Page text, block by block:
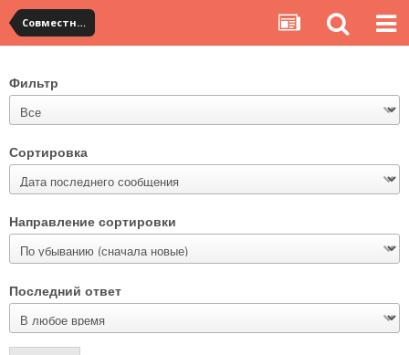
Совместные посылки YouCanBuy
Фильтр
Сортировка
Направление сортировки
Последний ответ